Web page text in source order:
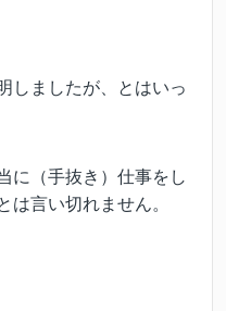
しましたが、とはいっ
に（手抜き）仕事をし
は言い切れません。